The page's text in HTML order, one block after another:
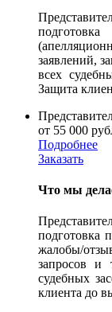
заявлений,
всех
Защита
от 55 000
Подробнее
Заказать
Что мы
подготовка
жалобы/
запросов и
судебных
клиента до